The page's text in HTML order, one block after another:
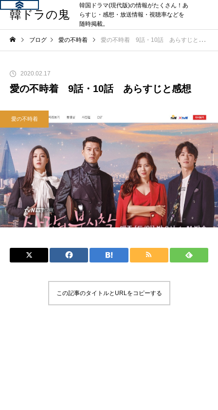
韓ドラの鬼
韓国ドラマ(現代版)の情報がたくさん！あ
らすじ・感想・放送情報・視聴率などを
随時掲載。
ブログ 愛の不時着 愛の不時着 9話・10話 あらすじと感想
2020.02.17
愛の不時着 9話・10話 あらすじと感想
愛の不時着
この記事のタイトルとURLをコピーする